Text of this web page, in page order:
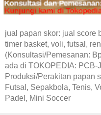
jual papan skor: jual score
timer basket, voli, futsal,
(Konsultasi/Pemesanan:
ada di TOKOPEDIA: PCB-
Produksi/Perakitan papan
Futsal, Sepakbola, Tenis,
Padel, Mini Soccer